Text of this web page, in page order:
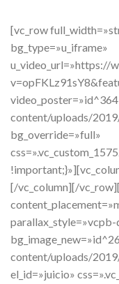
[vc_row
bg_type=»u_iframe»
u_video_url=»https://
content/uploads/
bg_override=»full»
[/vc_column][/
content/uploads/
el_id=»juicio»